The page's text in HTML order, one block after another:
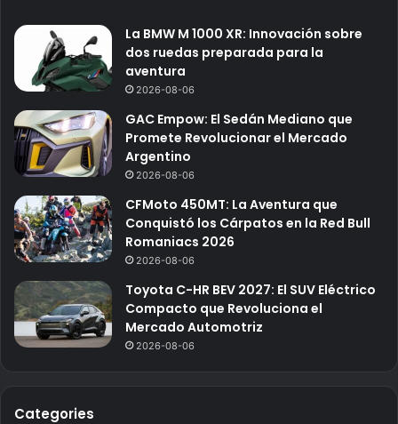
La BMW M 1000 XR: Innovación sobre
dos ruedas preparada para la
aventura
2026-08-06
GAC Empow: El Sedán Mediano que
Promete Revolucionar el Mercado
Argentino
2026-08-06
CFMoto 450MT: La Aventura que
Conquistó los Cárpatos en la Red Bull
Romaniacs 2026
2026-08-06
Toyota C-HR BEV 2027: El SUV Eléctrico
Compacto que Revoluciona el
Mercado Automotriz
2026-08-06
Categories